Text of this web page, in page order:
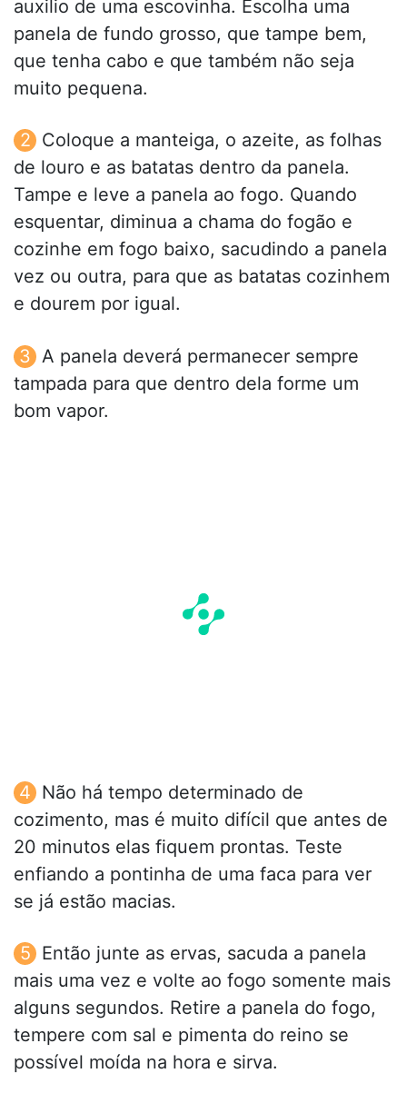
auxilio de uma escovinha. Escolha uma
panela de fundo grosso, que tampe bem,
que tenha cabo e que também não seja
muito pequena.
Coloque a manteiga, o azeite, as folhas
de louro e as batatas dentro da panela.
Tampe e leve a panela ao fogo. Quando
esquentar, diminua a chama do fogão e
cozinhe em fogo baixo, sacudindo a panela
vez ou outra, para que as batatas cozinhem
e dourem por igual.
A panela deverá permanecer sempre
tampada para que dentro dela forme um
bom vapor.
Não há tempo determinado de
cozimento, mas é muito difícil que antes de
20 minutos elas fiquem prontas. Teste
enfiando a pontinha de uma faca para ver
se já estão macias.
Então junte as ervas, sacuda a panela
mais uma vez e volte ao fogo somente mais
alguns segundos. Retire a panela do fogo,
tempere com sal e pimenta do reino se
possível moída na hora e sirva.